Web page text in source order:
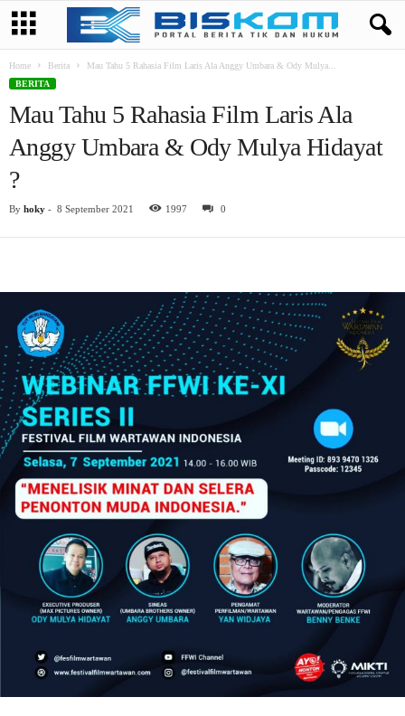
Home Berita
Mau Tahu 5 Rahasia Film Laris Ala Anggy Umbara & Ody Mulya...
BERITA
Mau Tahu 5 Rahasia Film Laris Ala
Anggy Umbara & Ody Mulya Hidayat
?
By hoky - 8 September 2021 1997 0